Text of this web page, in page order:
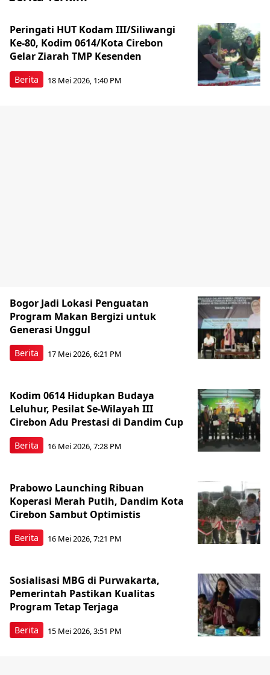
Berita
Peringati HUT Kodam III/Siliwangi
Ke-80, Kodim 0614/Kota Cirebon
Gelar Ziarah TMP Kesenden
18 Mei 2026, 1:40 PM
Berita
Bogor Jadi Lokasi Penguatan
Program Makan Bergizi untuk
Generasi Unggul
17 Mei 2026, 6:21 PM
Berita
Kodim 0614 Hidupkan Budaya
Leluhur, Pesilat Se-Wilayah III
Cirebon Adu Prestasi di Dandim Cup
16 Mei 2026, 7:28 PM
Berita
Prabowo Launching Ribuan
Koperasi Merah Putih, Dandim Kota
Cirebon Sambut Optimistis
16 Mei 2026, 7:21 PM
Berita
Sosialisasi MBG di Purwakarta,
Pemerintah Pastikan Kualitas
Program Tetap Terjaga
15 Mei 2026, 3:51 PM